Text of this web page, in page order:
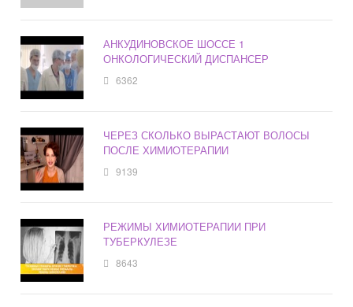
АНКУДИНОВСКОЕ ШОССЕ 1
ОНКОЛОГИЧЕСКИЙ ДИСПАНСЕР
6362
ЧЕРЕЗ СКОЛЬКО ВЫРАСТАЮТ ВОЛОСЫ
ПОСЛЕ ХИМИОТЕРАПИИ
9139
РЕЖИМЫ ХИМИОТЕРАПИИ ПРИ
ТУБЕРКУЛЕЗЕ
8643